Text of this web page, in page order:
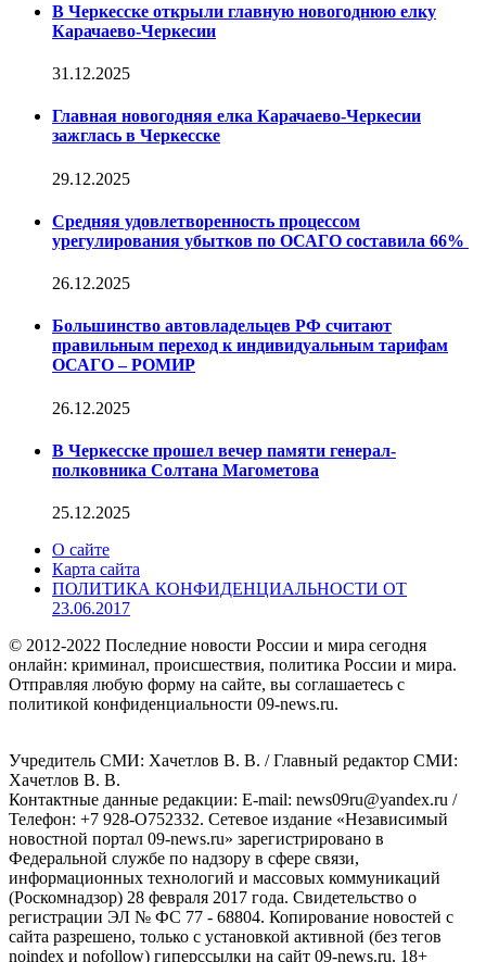
В Черкесске открыли главную новогоднюю елку
Карачаево-Черкесии
31.12.2025
Главная новогодняя елка Карачаево-Черкесии
зажглась в Черкесске
29.12.2025
Средняя удовлетворенность процессом
урегулирования убытков по ОСАГО составила 66%
26.12.2025
Большинство автовладельцев РФ считают
правильным переход к индивидуальным тарифам
ОСАГО – РОМИР
26.12.2025
В Черкесске прошел вечер памяти генерал-
полковника Солтана Магометова
25.12.2025
О сайте
Карта сайта
ПОЛИТИКА КОНФИДЕНЦИАЛЬНОСТИ ОТ
23.06.2017
© 2012-2022 Последние новости России и мира сегодня
онлайн: криминал, происшествия, политика России и мира.
Отправляя любую форму на сайте, вы соглашаетесь с
политикой конфиденциальности 09-news.ru.
Учредитель СМИ: Хaчeтлoв B. B. / Главный редактор СМИ:
Хaчeтлoв B. B.
Контактные данные редакции: E-mail: news09ru@yandex.ru /
Телефон: +7 928-O752332. Сетевое издание «Независимый
новостной портал 09-news.ru» зарегистрировано в
Федеральной службе по надзору в сфере связи,
информационных технологий и массовых коммуникаций
(Роскомнадзор) 28 февраля 2017 года. Свидетельство о
регистрации ЭЛ № ФС 77 - 68804. Копирование новостей с
сайта разрешено, только с установкой активной (без тегов
noindex и nofollow) гиперссылки на сайт 09-news.ru. 18+